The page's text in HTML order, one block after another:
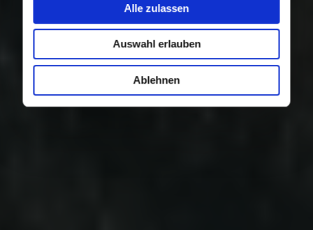
Alle zulassen
Auswahl erlauben
Ablehnen